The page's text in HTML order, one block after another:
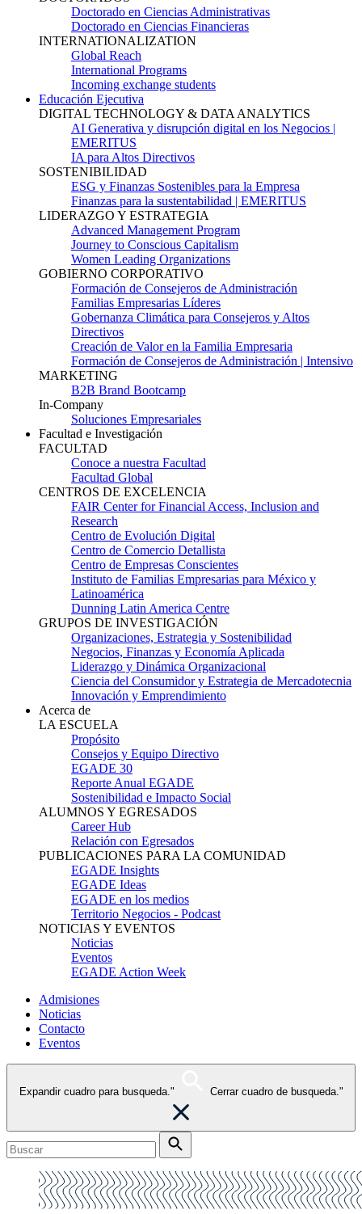
Doctorado en Ciencias Administrativas
Doctorado en Ciencias Financieras
INTERNATIONALIZATION
Global Reach
International Programs
Incoming exchange students
Educación Ejecutiva
DIGITAL TECHNOLOGY & DATA ANALYTICS
AI Generativa y disrupción digital en los Negocios |
EMERITUS
IA para Altos Directivos
SOSTENIBILIDAD
ESG y Finanzas Sostenibles para la Empresa
Finanzas para la sustentabilidad | EMERITUS
LIDERAZGO Y ESTRATEGIA
Advanced Management Program
Journey to Conscious Capitalism
Women Leading Organizations
GOBIERNO CORPORATIVO
Formación de Consejeros de Administración
Familias Empresarias Líderes
Gobernanza Climática para Consejeros y Altos
Directivos
Creación de Valor en la Familia Empresaria
Formación de Consejeros de Administración | Intensivo
MARKETING
B2B Brand Bootcamp
In-Company
Soluciones Empresariales
Facultad e Investigación
FACULTAD
Conoce a nuestra Facultad
Facultad Global
CENTROS DE EXCELENCIA
FAIR Center for Financial Access, Inclusion and
Research
Centro de Evolución Digital
Centro de Comercio Detallista
Centro de Empresas Conscientes
Instituto de Familias Empresarias para México y
Latinoamérica
Dunning Latin America Centre
GRUPOS DE INVESTIGACIÓN
Organizaciones, Estrategia y Sostenibilidad
Negocios, Finanzas y Economía Aplicada
Liderazgo y Dinámica Organizacional
Ciencia del Consumidor y Estrategia de Mercadotecnia
Innovación y Emprendimiento
Acerca de
LA ESCUELA
Propósito
Consejos y Equipo Directivo
EGADE 30
Reporte Anual EGADE
Sostenibilidad e Impacto Social
ALUMNOS Y EGRESADOS
Career Hub
Relación con Egresados
PUBLICACIONES PARA LA COMUNIDAD
EGADE Insights
EGADE Ideas
EGADE en los medios
Territorio Negocios - Podcast
NOTICIAS Y EVENTOS
Noticias
Eventos
EGADE Action Week
Admisiones
Noticias
Contacto
Eventos
Expandir cuadro para busqueda." Cerrar cuadro de busqueda."